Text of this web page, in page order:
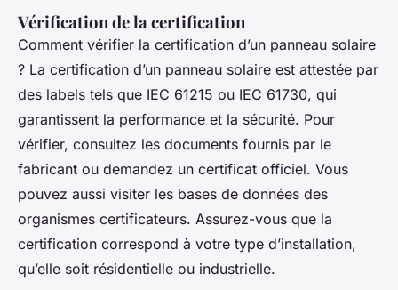
Vérification de la certification
Comment vérifier la certification d’un panneau solaire
? La certification d’un panneau solaire est attestée par
des labels tels que IEC 61215 ou IEC 61730, qui
garantissent la performance et la sécurité. Pour
vérifier, consultez les documents fournis par le
fabricant ou demandez un certificat officiel. Vous
pouvez aussi visiter les bases de données des
organismes certificateurs. Assurez-vous que la
certification correspond à votre type d’installation,
qu’elle soit résidentielle ou industrielle.